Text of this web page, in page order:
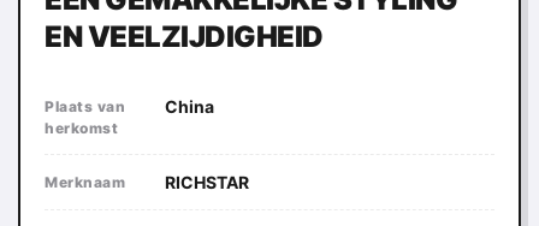
EN VEELZIJDIGHEID
Plaats van
herkomst
China
Merknaam RICHSTAR